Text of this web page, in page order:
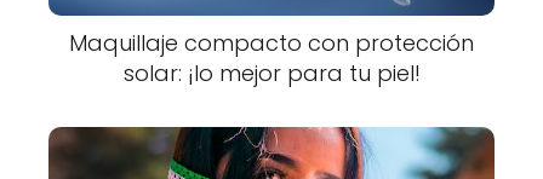
Maquillaje compacto con protección
solar: ¡lo mejor para tu piel!